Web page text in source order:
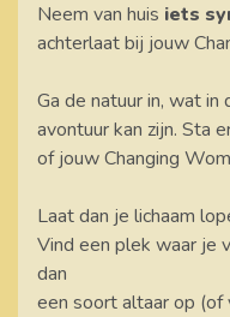
Neem van huis iets
achterlaat bij jouw
Ga de natuur in, wat
avontuur kan zijn. Sta
of jouw Changing
Laat dan je lichaam
Vind een plek waar je
dan
een soort altaar op (of